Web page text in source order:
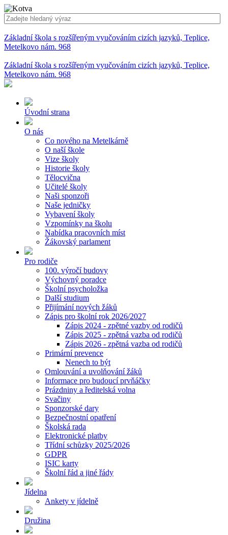
Základní škola s rozšířeným vyučováním cizích jazyků, Teplice,
Metelkovo nám. 968
Základní škola s rozšířeným vyučováním cizích jazyků, Teplice,
Metelkovo nám. 968
Úvodní strana
O nás
Co nového na Metelkárně
O naší škole
Vize školy
Historie školy
Tělocvična
Učitelé školy
Naši sponzoři
Naše jedničky
Vybavení školy
Vzpomínky na školu
Nabídka pracovních míst
Žákovský parlament
Pro rodiče
100. výročí budovy
Výchovný poradce
Školní psycholožka
Další studium
Přijímání nových žáků
Zápis pro školní rok 2026/2027
Zápis 2024 - zpětné vazby od rodičů
Zápis 2025 - zpětná vazba od rodičů
Zápis 2026 - zpětná vazba od rodičů
Primární prevence
Nenech to být
Omlouvání a uvolňování žáků
Informace pro budoucí prvňáčky
Prázdniny a ředitelská volna
Svačiny
Sponzorské dary
Bezpečnostní opatření
Školská rada
Elektronické platby
Třídní schůzky 2025/2026
GDPR
ISIC karty
Školní řád a jiné řády
Jídelna
Ankety v jídelně
Družina